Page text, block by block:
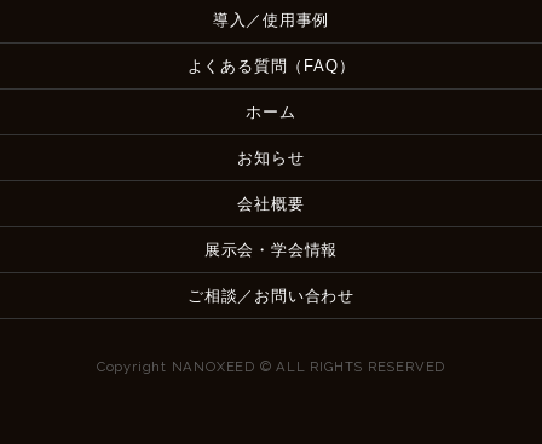
導入／使用事例
よくある質問（FAQ）
ホーム
お知らせ
会社概要
展示会・学会情報
ご相談／お問い合わせ
Copyright NANOXEED © ALL RIGHTS RESERVED